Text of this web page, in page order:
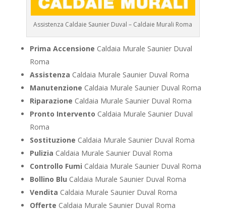
Assistenza Caldaie Saunier Duval – Caldaie Murali Roma
Prima Accensione Caldaia Murale Saunier Duval
Roma
Assistenza Caldaia Murale Saunier Duval Roma
Manutenzione Caldaia Murale Saunier Duval Roma
Riparazione Caldaia Murale Saunier Duval Roma
Pronto Intervento Caldaia Murale Saunier Duval
Roma
Sostituzione Caldaia Murale Saunier Duval Roma
Pulizia Caldaia Murale Saunier Duval Roma
Controllo Fumi Caldaia Murale Saunier Duval Roma
Bollino Blu Caldaia Murale Saunier Duval Roma
Vendita Caldaia Murale Saunier Duval Roma
Offerte Caldaia Murale Saunier Duval Roma